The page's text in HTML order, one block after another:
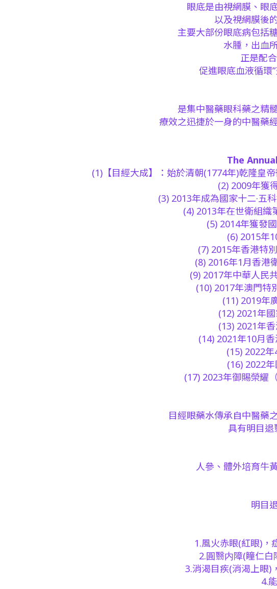
眼底是由視網膜、眼
以及視網膜後
主要大部份眼底病包括
水腫，出血
正是配
促進眼底血液循環
是集中醫藥眼科藥之精
療效之迅捷於一身的中醫藥
The
(1)【目經大成】：始於清朝(1774年)乾隆皇
(2) 2009年獲
(3) 2013年成為國家十二·五
(4) 2013年在世衛組織
(5) 2014年獲發
(6) 2015年
(7) 2015年香港特
(8) 2016年1月香港
(9) 2017年中華人民
(10) 2017年澳門特
(11) 2019年
(12) 2021年
(13) 2021年
(14) 2021年10月
(15) 2022
(16) 2022
(17) 2023年御賜榮耀
目經眼藥水傳承自中醫藥
具有明目退
人參、體外培育牛
明目
1.風火赤眼(紅眼)，
2.圓翳内障(瞳仁
3.消渴目疾(消渴上眼)
4.